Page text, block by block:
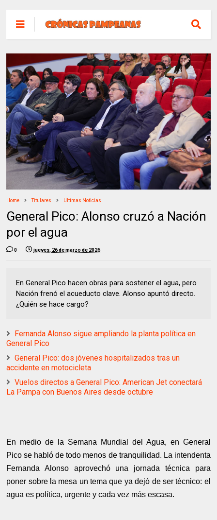
Home Titulares Ultimas Noticias
General Pico: Alonso cruzó a Nación
por el agua
0 jueves, 26 de marzo de 2026
En General Pico hacen obras para sostener el agua, pero
Nación frenó el acueducto clave. Alonso apuntó directo.
¿Quién se hace cargo?
Fernanda Alonso sigue ampliando la planta política en
General Pico
General Pico: dos jóvenes hospitalizados tras un
accidente en motocicleta
Vuelos directos a General Pico: American Jet conectará
La Pampa con Buenos Aires desde octubre
En medio de la Semana Mundial del Agua, en General
Pico se habló de todo menos de tranquilidad. La intendenta
Fernanda Alonso aprovechó una jornada técnica para
poner sobre la mesa un tema que ya dejó de ser técnico: el
agua es política, urgente y cada vez más escasa.